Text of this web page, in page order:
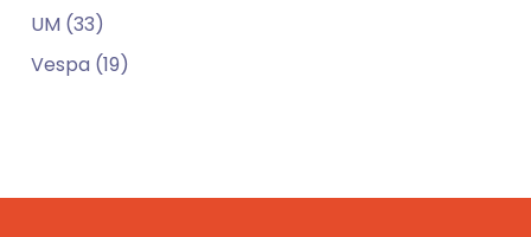
UM (33)
Vespa (19)